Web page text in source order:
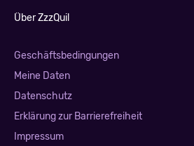
Über ZzzQuil
Geschäftsbedingungen
Meine Daten
Datenschutz
Erklärung zur Barrierefreiheit
Impressum